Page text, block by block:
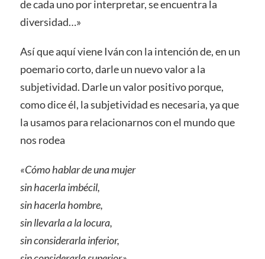
de cada uno por interpretar, se encuentra la
diversidad…»
Así que aquí viene Iván con la intención de, en un
poemario corto, darle un nuevo valor a la
subjetividad. Darle un valor positivo porque,
como dice él, la subjetividad es necesaria, ya que
la usamos para relacionarnos con el mundo que
nos rodea
«Cómo hablar de una mujer
sin hacerla imbécil,
sin hacerla hombre,
sin llevarla a la locura,
sin considerarla inferior,